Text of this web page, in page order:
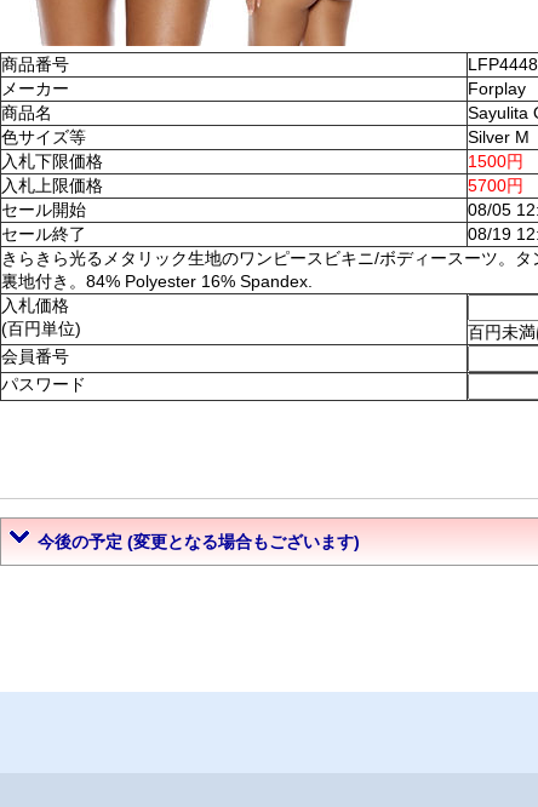
商品番号
メーカー
Forplay
商品名
Sayulita
色サイズ等
Silver M
入札下限価格
1500円
入札上限価格
5700円
セール開始
08/05
セール終了
08/19
きらきら光るメタリック生地のワンピースビキニ/ボディースーツ。
裏地付き。84% Polyester 16% Spandex.
入札価格
(百円単位)
百円未満
会員番号
パスワード
今後の予定 (変更となる場合もございます)